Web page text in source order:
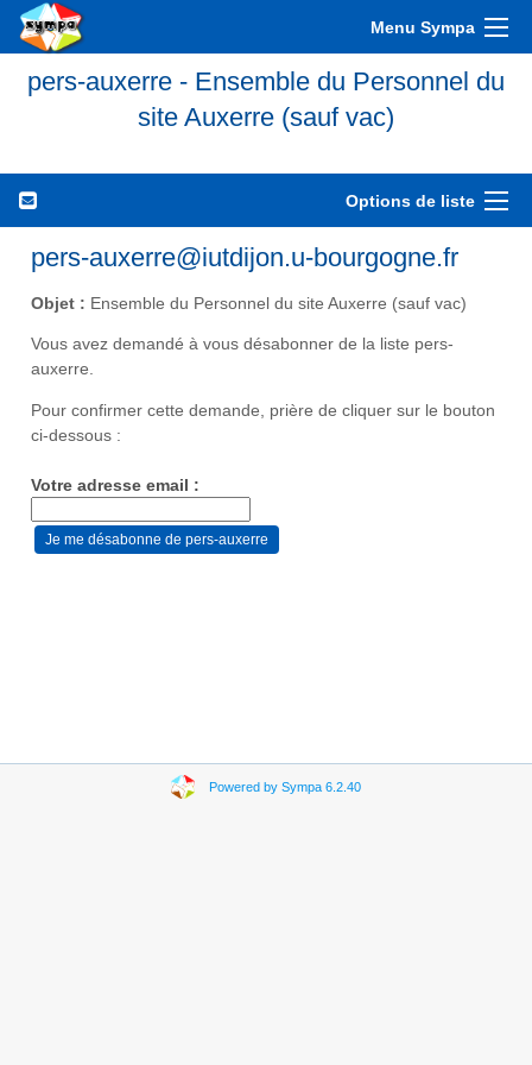
Menu Sympa
pers-auxerre - Ensemble du Personnel du
site Auxerre (sauf vac)
Options de liste
pers-auxerre@iutdijon.u-bourgogne.fr
Objet : Ensemble du Personnel du site Auxerre (sauf vac)
Vous avez demandé à vous désabonner de la liste pers-
auxerre.
Pour confirmer cette demande, prière de cliquer sur le bouton
ci-dessous :
Votre adresse email :
Powered by Sympa 6.2.40